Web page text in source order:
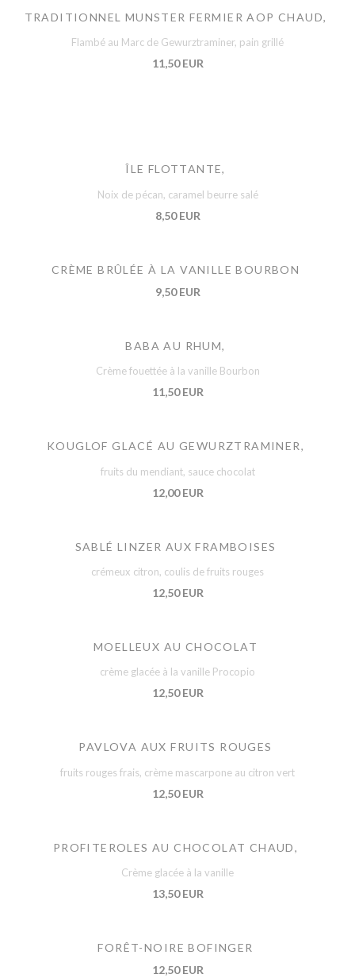
TRADITIONNEL MUNSTER FERMIER AOP CHAUD,
Flambé au Marc de Gewurztraminer, pain grillé
11,50 EUR
ÎLE FLOTTANTE,
Noix de pécan, caramel beurre salé
8,50 EUR
CRÈME BRÛLÉE À LA VANILLE BOURBON
9,50 EUR
BABA AU RHUM,
Crème fouettée à la vanille Bourbon
11,50 EUR
KOUGLOF GLACÉ AU GEWURZTRAMINER,
fruits du mendiant, sauce chocolat
12,00 EUR
SABLÉ LINZER AUX FRAMBOISES
crémeux citron, coulis de fruits rouges
12,50 EUR
MOELLEUX AU CHOCOLAT
crème glacée à la vanille Procopio
12,50 EUR
PAVLOVA AUX FRUITS ROUGES
fruits rouges frais, crème mascarpone au citron vert
12,50 EUR
PROFITEROLES AU CHOCOLAT CHAUD,
Crème glacée à la vanille
13,50 EUR
FORÊT-NOIRE BOFINGER
12,50 EUR